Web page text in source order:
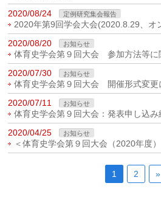
2020/08/24
定例研究集会報告
2020年第9回学会大会(2020.8.29、オ
2020/08/20
お知らせ
体育史学会第９回大会 参加方法等に
2020/07/30
お知らせ
体育史学会第９回大会 開催形式変更
2020/07/11
お知らせ
体育史学会第９回大会：発表申し込
2020/04/25
お知らせ
＜体育史学会第９回大会（2020年度
1 2 »